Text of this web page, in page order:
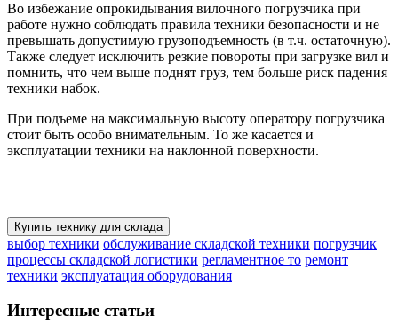
Во избежание опрокидывания вилочного погрузчика при
работе нужно соблюдать правила техники безопасности и не
превышать допустимую грузоподъемность (в т.ч. остаточную).
Также следует исключить резкие повороты при загрузке вил и
помнить, что чем выше поднят груз, тем больше риск падения
техники набок.
При подъеме на максимальную высоту оператору погрузчика
стоит быть особо внимательным. То же касается и
эксплуатации техники на наклонной поверхности.
Купить технику для склада
выбор техники обслуживание складской техники погрузчик
процессы складской логистики регламентное то ремонт
техники эксплуатация оборудования
Интересные статьи